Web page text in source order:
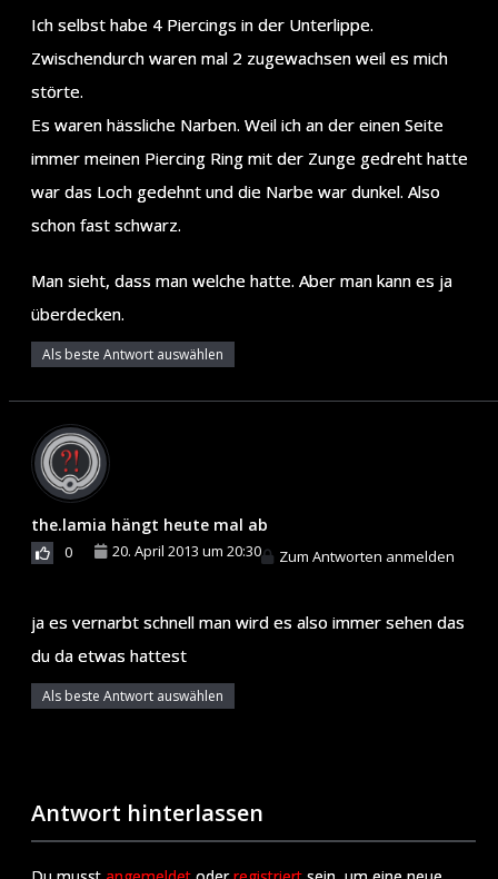
Ich selbst habe 4 Piercings in der Unterlippe.
Zwischendurch waren mal 2 zugewachsen weil es mich
störte.
Es waren hässliche Narben. Weil ich an der einen Seite
immer meinen Piercing Ring mit der Zunge gedreht hatte
war das Loch gedehnt und die Narbe war dunkel. Also
schon fast schwarz.
Man sieht, dass man welche hatte. Aber man kann es ja
überdecken.
Als beste Antwort auswählen
the.lamia hängt heute mal ab
0 20. April 2013 um 20:30 Zum Antworten anmelden
ja es vernarbt schnell man wird es also immer sehen das
du da etwas hattest
Als beste Antwort auswählen
Antwort hinterlassen